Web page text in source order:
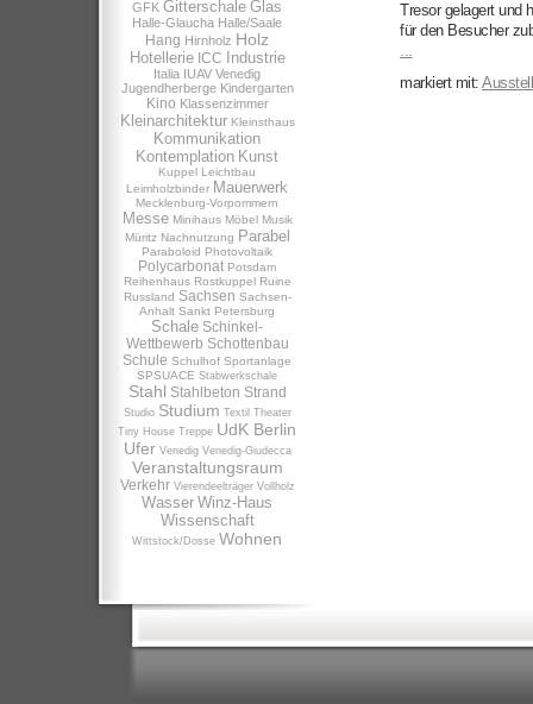
GFK Gitterschale Glas
Halle-Glaucha Halle/Saale
Hang Hirnholz Holz
Hotellerie ICC Industrie
Italia IUAV Venedig
Jugendherberge Kindergarten
Kino Klassenzimmer
Kleinarchitektur Kleinsthaus
Kommunikation
Kontemplation Kunst
Kuppel Leichtbau
Leimholzbinder Mauerwerk
Mecklenburg-Vorpommern
Messe Minihaus Möbel Musik
Müritz Nachnutzung Parabel
Paraboloid Photovoltaik
Polycarbonat Potsdam
Reihenhaus Rostkuppel Ruine
Russland Sachsen Sachsen-
Anhalt Sankt Petersburg
Schale Schinkel-
Wettbewerb Schottenbau
Schule Schulhof Sportanlage
SPSUACE Stabwerkschale
Stahl Stahlbeton Strand
Studio Studium Textil Theater
Tiny House Treppe UdK Berlin
Ufer Venedig Venedig-Giudecca
Veranstaltungsraum
Verkehr Vierendeelträger Vollholz
Wasser Winz-Haus
Wissenschaft
Wittstock/Dosse Wohnen
Tresor gelagert und
für den Besucher
...
markiert mit: